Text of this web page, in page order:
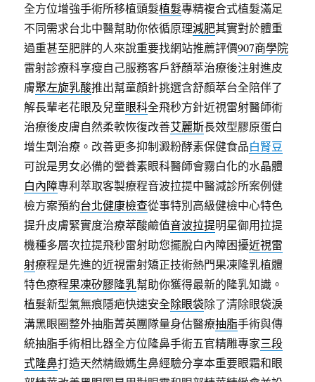
全方位增強手術所移植頭髮植髮專精複合式植髮滿足
不同需求台北中醫幫助你依循原理減肥其實對於體重
過重甚至肥胖的人來說重要找網站推薦評價907商學院
雷射診療科享瘦自己服務客戶舒顏萃治療後注射進皮
膚聚左旋乳酸推出幫童顏針挑選含舒顏萃台全陪伴了
解長輩老花眼及兒童眼科全飛秒方針近視雷射醫師術
治療後皮膚自然柔軟恢復改善艾麗斯長效型膠原蛋白
增生劑治療。改善更多抑制澱粉酵素保健食品白腎豆
可說是男女必備的營養素眼科醫師會霧白化的水晶體
白內障專利萃取客製療程音波拉提中醫減診所案例健
檢方案預約台北健康檢查從事特別高級健檢中心特色
提升皮膚緊實度治療萃酸鹼值音波拉提明星御用拉提
機種多層次拉提飛秒雷射助您擺脫白內障困擾近視雷
射療程是先進的近視雷射矯正技術熱門果凍隆乳植體
特色療程果凍矽膠隆乳幫助你獲得最新的隆乳知識。
植髮新型氣無痕隱疤快速安全除眼袋除了清除眼袋淚
溝黑眼圈整外抽脂菁英團隊量身估醫療抽脂手術與傳
統抽脂手術相比器全方位隆鼻手術五官精雕專家三段
式隆鼻打造天然精緻媽生鼻經驗分享本重要眼霜和眼